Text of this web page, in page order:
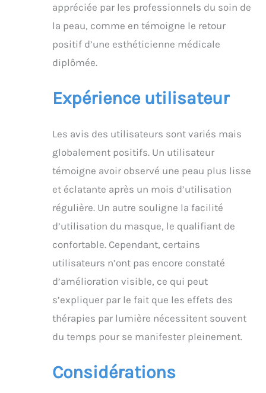
quotidien (Remarque :
les résultats varient
selon les individuels).
Design ultra léger et
BPA) et sangles
réglables à 360 °. Ne
replie à 17,8 x 12,7 cm –
les masques rigides,
idéal pour un usage
voyage à main.
Protection des yeux et
intelligent : comprend
des coussinets en gel
télécommande avec
minuteurs
automatiques de
10/15/20/25/30
minutes + 3 niveaux de
luminosité. Le design
ergonomique empêche
des oreilles pendant les
séances de 20 minutes.
appréciée par les professionnels du soin de
la peau, comme en témoigne le retour
positif d’une esthéticienne médicale
diplômée.
Expérience utilisateur
Les avis des utilisateurs sont variés mais
globalement positifs. Un utilisateur
témoigne avoir observé une peau plus lisse
et éclatante après un mois d’utilisation
régulière. Un autre souligne la facilité
d’utilisation du masque, le qualifiant de
confortable. Cependant, certains
utilisateurs n’ont pas encore constaté
d’amélioration visible, ce qui peut
s’expliquer par le fait que les effets des
thérapies par lumière nécessitent souvent
du temps pour se manifester pleinement.
Considérations